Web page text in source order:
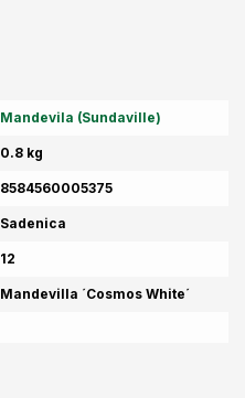
Mandevila (Sundaville)
0.8 kg
8584560005375
Sadenica
12
Mandevilla ´Cosmos White´